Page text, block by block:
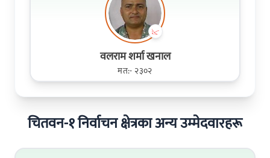
वलराम शर्मा खनाल
मत:- २३०२
चितवन-१ निर्वाचन क्षेत्रका अन्य उम्मेदवारहरू